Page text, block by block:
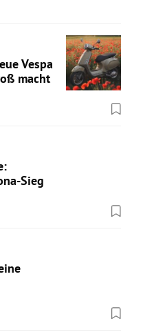
Vespa
macht
Sieg